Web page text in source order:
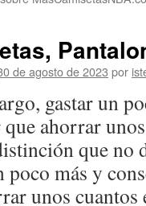
de agosto de 2023 por
gastar un
que ahorrar
que no
poco más y
unos